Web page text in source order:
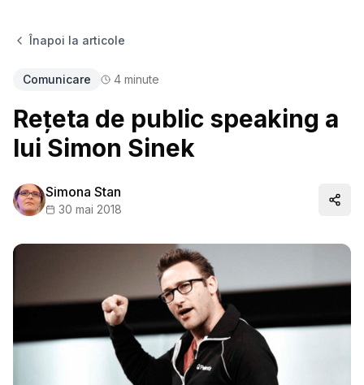
Înapoi la articole
Comunicare 4 minute
Rețeta de public speaking a
lui Simon Sinek
Simona Stan
30 mai 2018